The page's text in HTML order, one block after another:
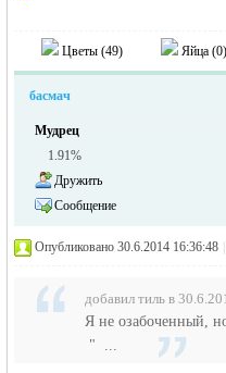
Цветы (49) Яйца (0)
басмач
Мудрец
1.91%
Дружить
Сообщение
Опубликовано 30.6.2014 16:36:48
добавил тиль в
Я не озабоченный,
" ...